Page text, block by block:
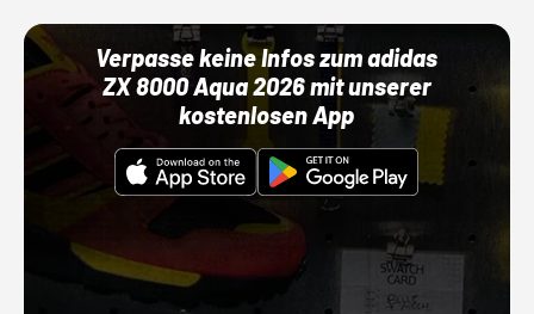
Verpasse keine Infos zum adidas
ZX 8000 Aqua 2026 mit unserer
kostenlosen App